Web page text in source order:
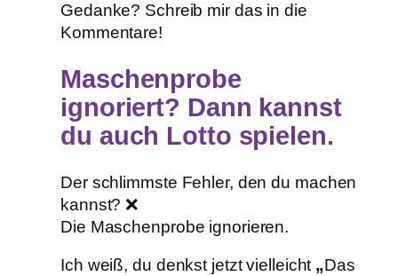
Gedanke? Schreib mir das in die
Kommentare!
Maschenprobe
ignoriert? Dann kannst
du auch Lotto spielen.
Der schlimmste Fehler, den du machen
kannst? ❌
Die Maschenprobe ignorieren.
Ich weiß, du denkst jetzt vielleicht „Das